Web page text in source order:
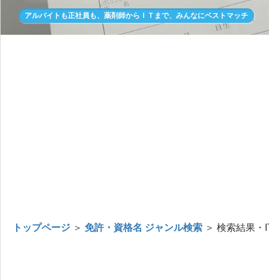
アルバイトも正社員も、薬剤師からＩＴまで、みんなにベストマッチ
トップページ ＞ 免許・資格名 ジャンル検索 ＞ 検索結果・